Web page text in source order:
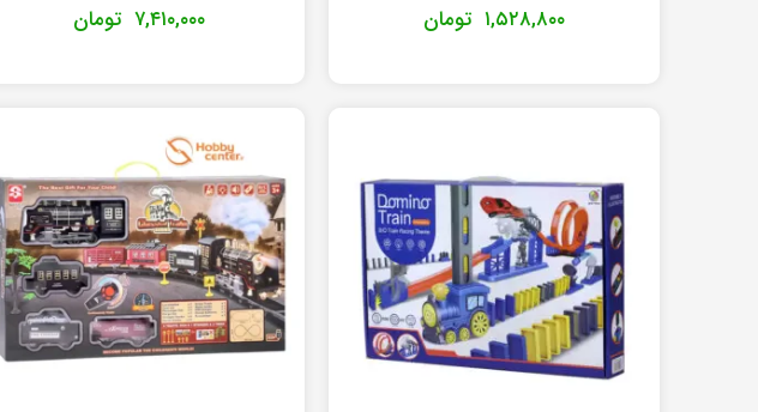
۱,۵۲۸,۸۰۰ تومان
۷,۴۱۰,۰۰۰ تومان